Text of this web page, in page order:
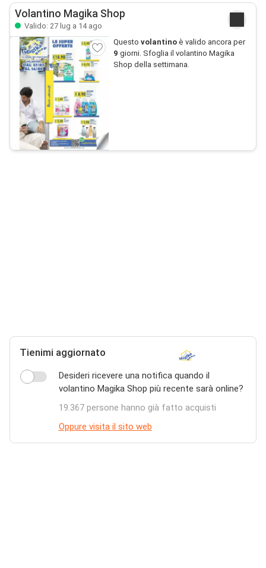
Volantino Magika Shop
Valido: 27 lug a 14 ago
Questo volantinoè valido ancora per
9 giorni. Sfoglia il volantino Magika
Shop della settimana.
Tienimi aggiornato
Desideri ricevere una notifica quando il
volantino Magika Shop più recente sarà online?
19.367 persone hanno già fatto acquisti
Oppure visita il sito web